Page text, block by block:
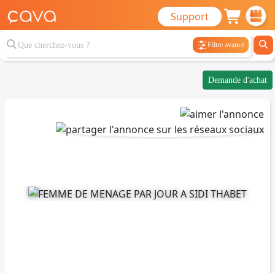
Support
Filtre avancé
Demande d'achat